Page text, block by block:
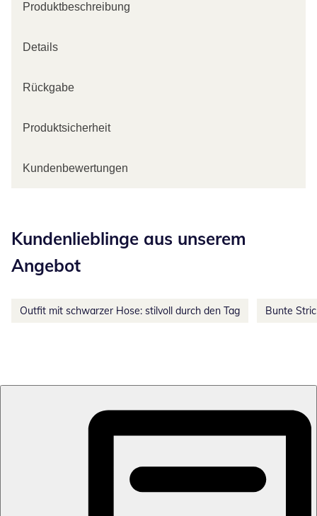
Produktbeschreibung
Details
Rückgabe
Produktsicherheit
Kundenbewertungen
Kundenlieblinge aus unserem
Angebot
Outfit mit schwarzer Hose: stilvoll durch den Tag Bunte